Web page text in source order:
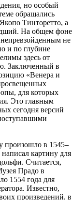
но особый
обращались
Тинторетто, а
На общем фоне
не
и по глубине
здесь от
Заключенный в
«Венера и
для которых
Это главным
сегодня версий
произошло в 1545–
картину для
Считается,
Прадо в
1554 года для
Известно,
произведений, в